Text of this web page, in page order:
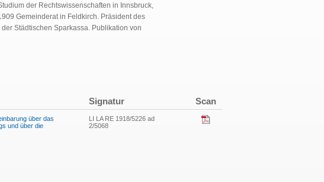
der Rechtswissenschaften in Innsbruck,
Gemeinderat in Feldkirch. Präsident des
der Städtischen Sparkassa. Publikation von
Signatur Scan
über das
und über die
LI LA RE 1918/5226 ad
2/5068